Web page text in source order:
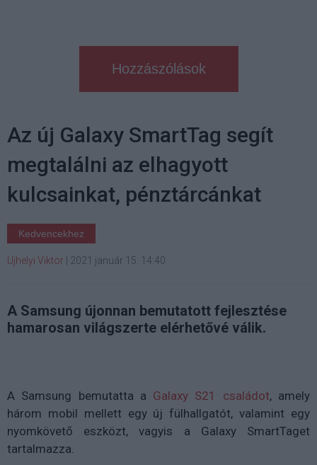
Hozzászólások
Az új Galaxy SmartTag segít
megtalálni az elhagyott
kulcsainkat, pénztárcánkat
Kedvencekhez
Ujhelyi Viktor 2021 január 15. 14:40
A Samsung újonnan bemutatott fejlesztése
hamarosan világszerte elérhetővé válik.
A Samsung bemutatta a Galaxy S21 családot, amely
három mobil mellett egy új fülhallgatót, valamint egy
nyomkövető eszközt, vagyis a Galaxy SmartTaget
tartalmazza.